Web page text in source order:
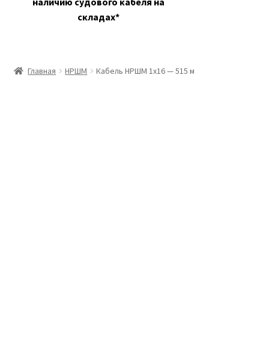
складах*
Главная НРШМ Кабель НРШМ 1х16 — 515 м